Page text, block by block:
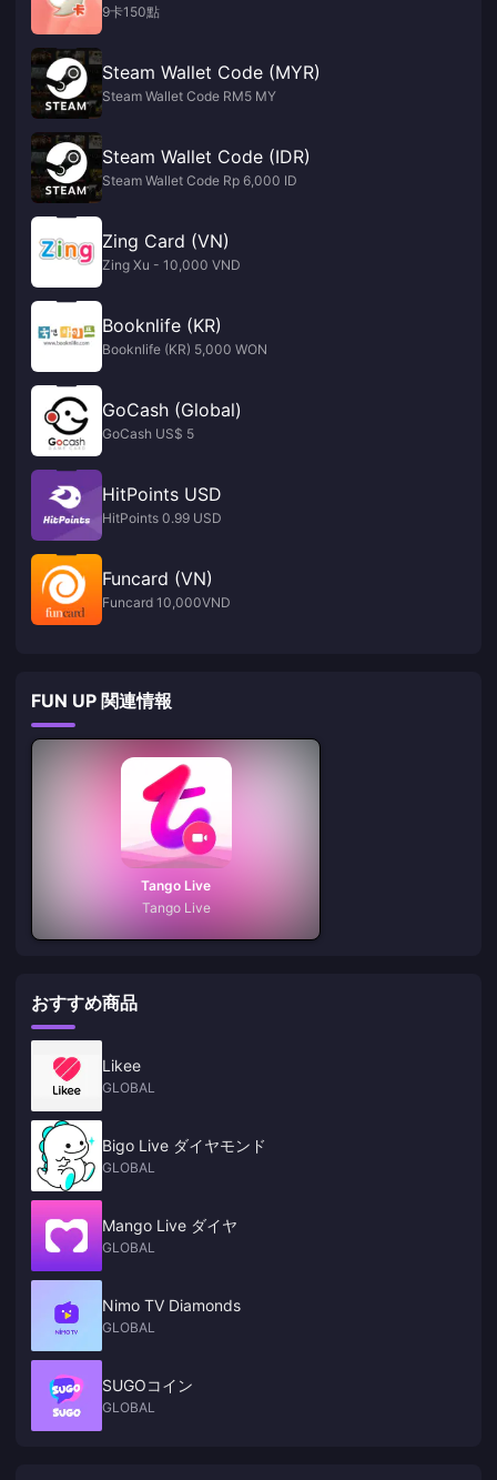
9卡150點
Steam Wallet Code (MYR)
Steam Wallet Code RM5 MY
Steam Wallet Code (IDR)
Steam Wallet Code Rp 6,000 ID
Zing Card (VN)
Zing Xu - 10,000 VND
Booknlife (KR)
Booknlife (KR) 5,000 WON
GoCash (Global)
GoCash US$ 5
HitPoints USD
HitPoints 0.99 USD
Funcard (VN)
Funcard 10,000VND
FUN UP 関連情報
Tango Live
Tango Live
おすすめ商品
Likee
GLOBAL
Bigo Live ダイヤモンド
GLOBAL
Mango Live ダイヤ
GLOBAL
Nimo TV Diamonds
GLOBAL
SUGOコイン
GLOBAL